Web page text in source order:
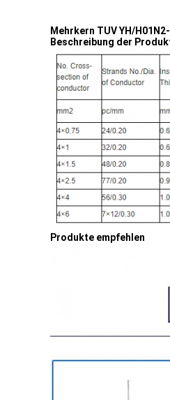
Mehrkern TUV YH/
Beschreibung der
Produkte empfehlen